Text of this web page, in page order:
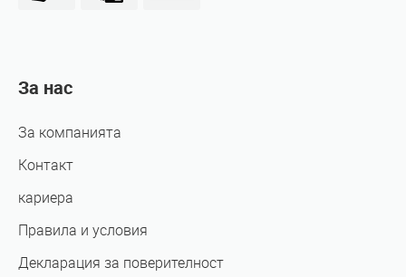
За нас
За компанията
Контакт
кариера
Правила и условия
Декларация за поверителност